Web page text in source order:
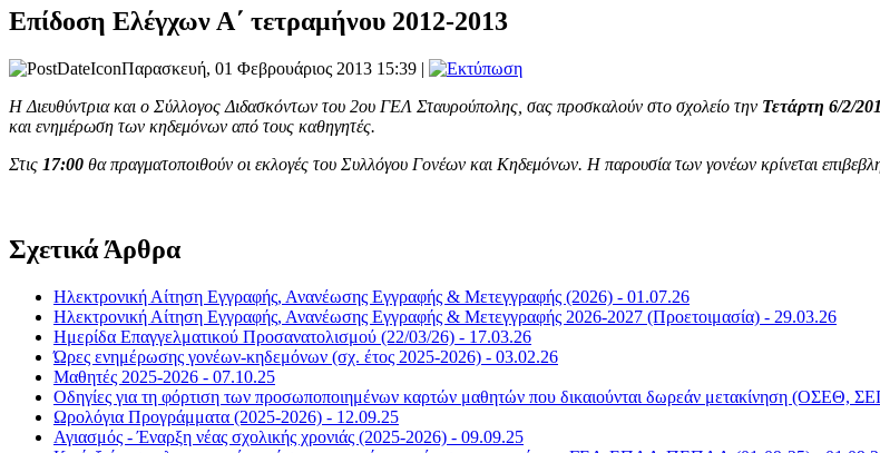
Επίδοση Ελέγχων Α΄ τετραμήνου 2012-2013
Παρασκευή, 01 Φεβρουάριος 2013 15:39 |
Η Διευθύντρια και ο Σύλλογος Διδασκόντων του 2ου ΓΕΛ Σταυρούπολης, σας προσκαλούν στο σχολείο την Τετάρτη 6/2/
και ενημέρωση των κηδεμόνων από τους καθηγητές.
Στις 17:00 θα πραγματοποιθούν οι εκλογές του Συλλόγου Γονέων και Κηδεμόνων. Η παρουσία των γονέων κρίνεται
Σχετικά Άρθρα
Ηλεκτρονική Αίτηση Εγγραφής, Ανανέωσης Εγγραφής & Μετεγγραφής (2026) - 01.07.26
Ηλεκτρονική Αίτηση Εγγραφής, Ανανέωσης Εγγραφής & Μετεγγραφής 2026-2027 (Προετοιμασία) - 29.03.26
Ημερίδα Επαγγελματικού Προσανατολισμού (22/03/26) - 17.03.26
Ώρες ενημέρωσης γονέων-κηδεμόνων (σχ. έτος 2025-2026) - 03.02.26
Μαθητές 2025-2026 - 07.10.25
Οδηγίες για τη φόρτιση των προσωποποιημένων καρτών μαθητών που δικαιούνται δωρεάν μετακίνηση (ΟΣΕΘ,
Ωρολόγια Προγράμματα (2025-2026) - 12.09.25
Αγιασμός - Έναρξη νέας σχολικής χρονιάς (2025-2026) - 09.09.25